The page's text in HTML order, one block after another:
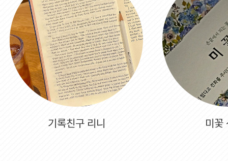
기록친구 리니 미꽃